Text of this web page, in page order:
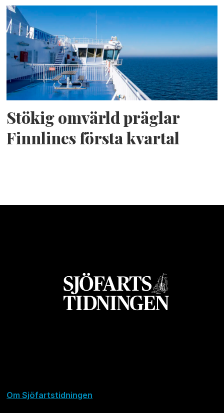
Stökig omvärld präglar
Finnlines första kvartal
Om Sjöfartstidningen